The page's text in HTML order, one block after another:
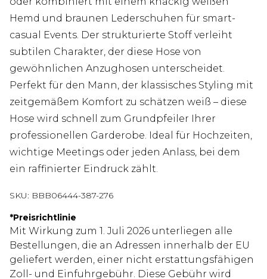
Hemd und braunen Lederschuhen für smart-
casual Events. Der strukturierte Stoff verleiht
subtilen Charakter, der diese Hose von
gewöhnlichen Anzughosen unterscheidet.
Perfekt für den Mann, der klassisches Styling mit
zeitgemäßem Komfort zu schätzen weiß – diese
Hose wird schnell zum Grundpfeiler Ihrer
professionellen Garderobe. Ideal für Hochzeiten,
wichtige Meetings oder jeden Anlass, bei dem
ein raffinierter Eindruck zählt.
SKU: BBB06444-387-276
*Preisrichtlinie
Mit Wirkung zum 1. Juli 2026 unterliegen alle
Bestellungen, die an Adressen innerhalb der EU
geliefert werden, einer nicht erstattungsfähigen
Zoll- und Einfuhrgebühr. Diese Gebühr wird